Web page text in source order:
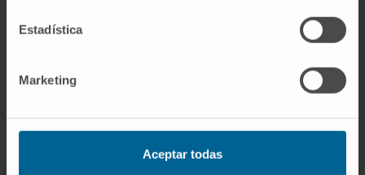
Estadística
Marketing
Aceptar todas
con formulaciones como «patología articular»
«anatomía patológica del aparato locomotor».
Problemas de las articulaciones